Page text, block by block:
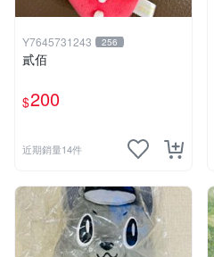
Y7645731243 256
貳佰
$200
近期銷量14件